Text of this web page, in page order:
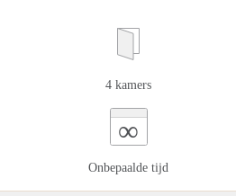
4 kamers
∞
Onbepaalde tijd